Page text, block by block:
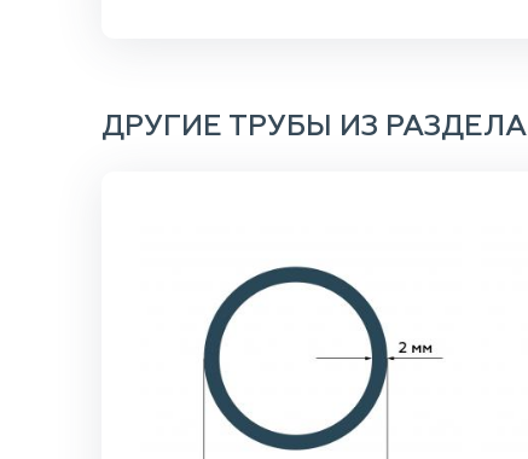
ДРУГИЕ ТРУБЫ ИЗ РАЗДЕЛА